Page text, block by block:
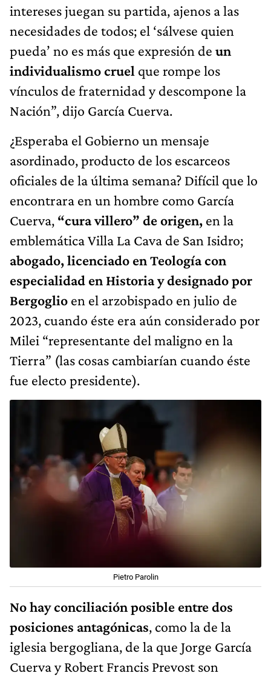
intereses juegan su partida, ajenos a las
necesidades de todos; el ‘sálvese quien
pueda’ no es más que expresión de un
individualismo cruel que rompe los
vínculos de fraternidad y descompone la
Nación”, dijo García Cuerva.
¿Esperaba el Gobierno un mensaje
asordinado, producto de los escarceos
oficiales de la última semana? Difícil que lo
encontrara en un hombre como García
Cuerva, “cura villero” de origen, en la
emblemática Villa La Cava de San Isidro;
abogado, licenciado en Teología con
especialidad en Historia y designado por
Bergoglio en el arzobispado en julio de
2023, cuando éste era aún considerado por
Milei “representante del maligno en la
Tierra” (las cosas cambiarían cuando éste
fue electo presidente).
Pietro Parolin
No hay conciliación posible entre dos
posiciones antagónicas, como la de la
iglesia bergogliana, de la que Jorge García
Cuerva y Robert Francis Prevost son